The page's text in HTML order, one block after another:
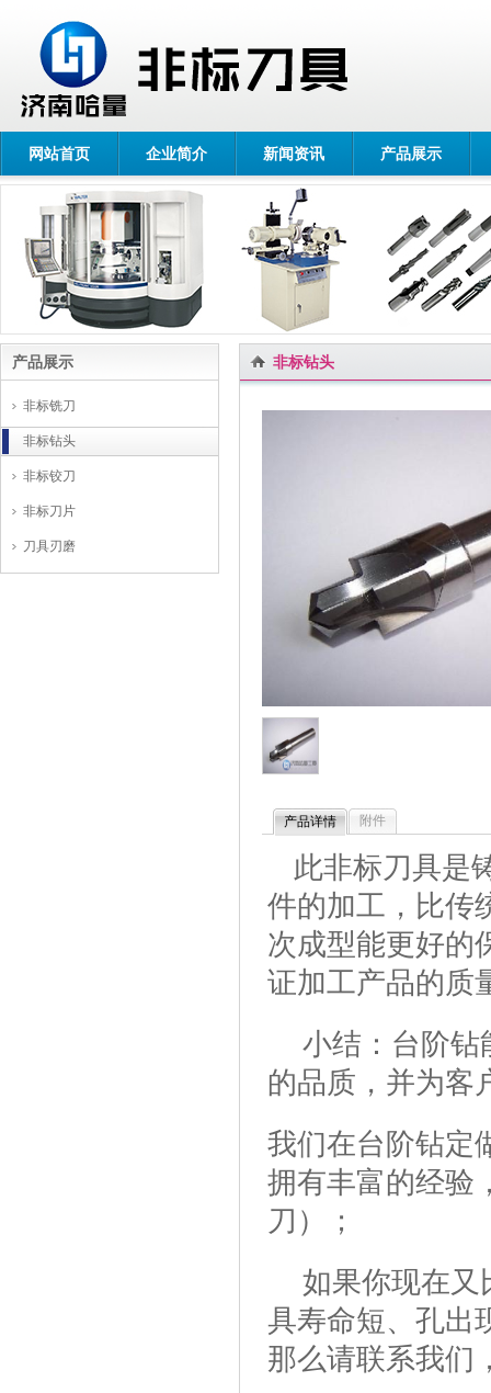
网站首页 企业简介 新闻资讯 产品展示
非标钻头
产品详情 附件
此非标刀具是
件的加工，比传
次成型能更好的
证加工产品的质
小结：台阶钻
的品质，并为客
我们在台阶钻定
拥有丰富的经验
刀）；
如果你现在又
具寿命短、孔出
那么请联系我们
产品展示
非标铣刀
非标钻头
非标铰刀
非标刀片
刀具刃磨